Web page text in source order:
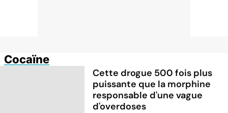
Cocaïne
Cette drogue 500 fois plus
puissante que la morphine
responsable d'une vague
d'overdoses